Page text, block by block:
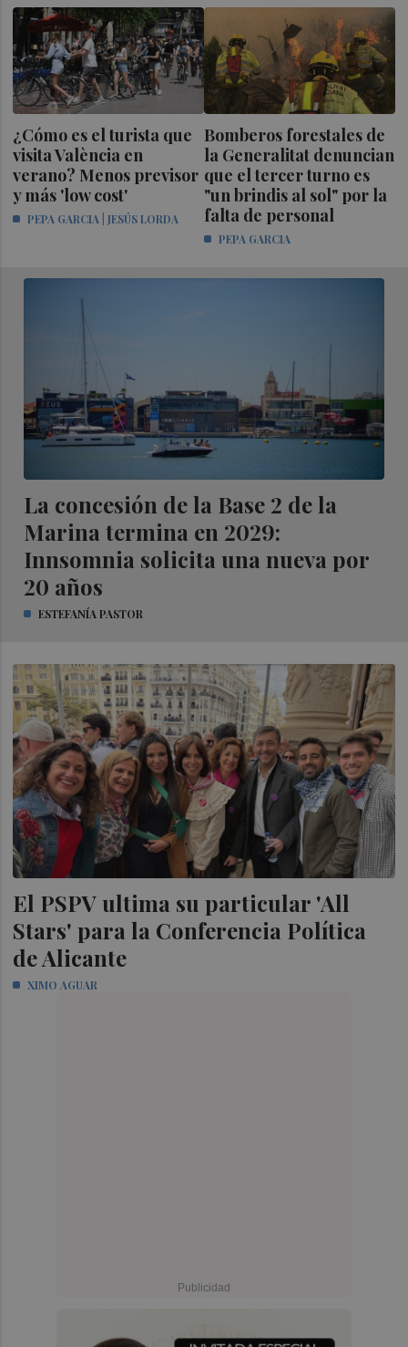
¿Cómo es el turista que
visita València en
verano? Menos previsor
y más 'low cost'
PEPA GARCIA | JESÚS LORDA
Bomberos forestales de
la Generalitat denuncian
que el tercer turno es
"un brindis al sol" por la
falta de personal
PEPA GARCIA
La concesión de la Base 2 de la
Marina termina en 2029:
Innsomnia solicita una nueva por
20 años
ESTEFANÍA PASTOR
El PSPV ultima su particular 'All
Stars' para la Conferencia Política
de Alicante
XIMO AGUAR